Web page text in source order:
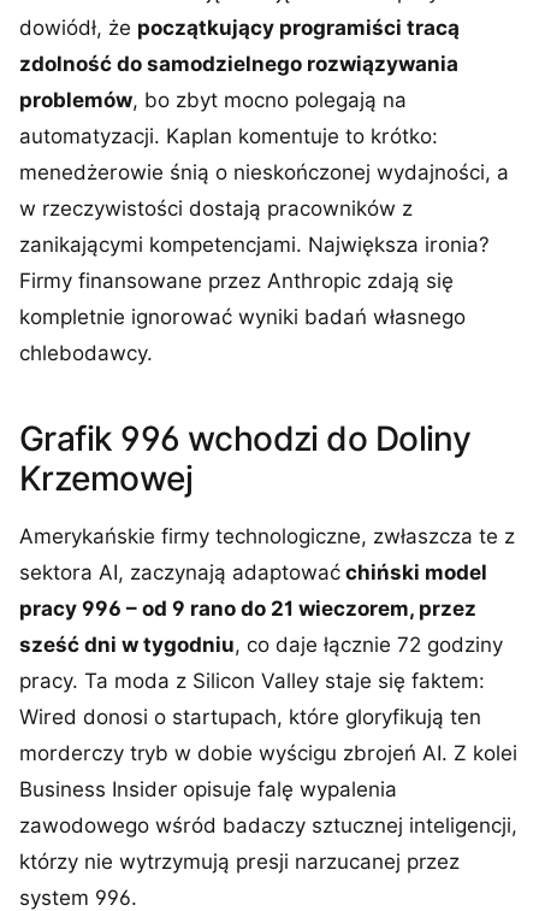
dowiódł, że początkujący programiści tracą
zdolność do samodzielnego rozwiązywania
problemów, bo zbyt mocno polegają na
automatyzacji. Kaplan komentuje to krótko:
menedżerowie śnią o nieskończonej wydajności, a
w rzeczywistości dostają pracowników z
zanikającymi kompetencjami. Największa ironia?
Firmy finansowane przez Anthropic zdają się
kompletnie ignorować wyniki badań własnego
chlebodawcy.
Grafik 996 wchodzi do Doliny
Krzemowej
Amerykańskie firmy technologiczne, zwłaszcza te z
sektora AI, zaczynają adaptować chiński model
pracy 996 – od 9 rano do 21 wieczorem, przez
sześć dni w tygodniu, co daje łącznie 72 godziny
pracy. Ta moda z Silicon Valley staje się faktem:
Wired donosi o startupach, które gloryfikują ten
morderczy tryb w dobie wyścigu zbrojeń AI. Z kolei
Business Insider opisuje falę wypalenia
zawodowego wśród badaczy sztucznej inteligencji,
którzy nie wytrzymują presji narzucanej przez
system 996.